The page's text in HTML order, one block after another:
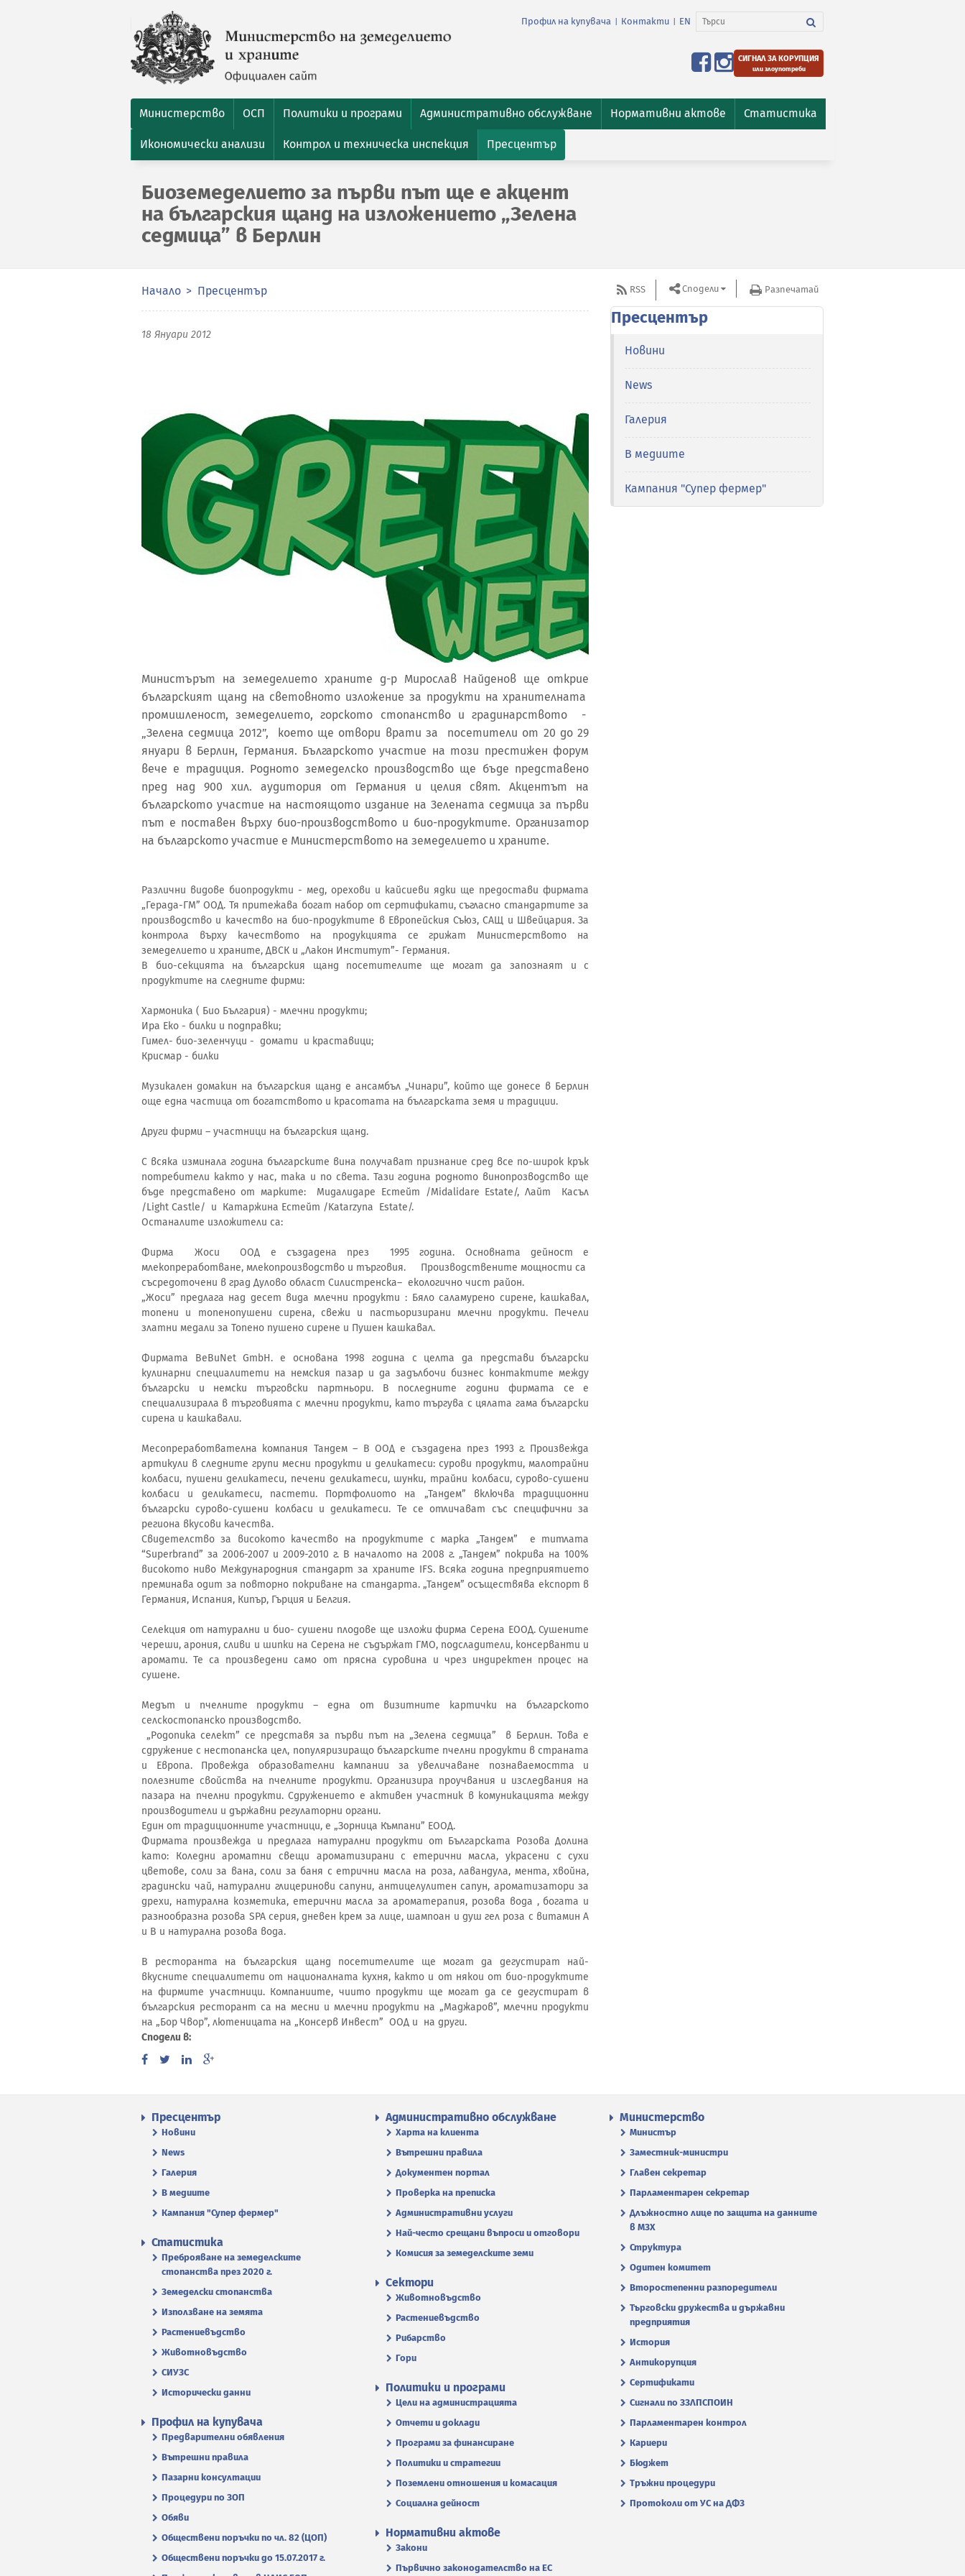
Профил на купувача Контакти EN
СИГНАЛ ЗА КОРУПЦИЯ
или злоупотреби
Министерство ОСП Политики и програми Административно обслужване Нормативни актове Статистика
Икономически анализи Контрол и техническа инспекция Пресцентър
Биоземеделието за първи път ще е акцент
на българския щанд на изложението „Зелена
седмица” в Берлин
Начало Пресцентър
18 Януари 2012
Министърът на земеделието храните д-р Мирослав Найденов ще открие
българският щанд на световното изложение за продукти на хранителната
промишленост, земеделието, горското стопанство и градинарството -
„Зелена седмица 2012”, което ще отвори врати за посетители от 20 до 29
януари в Берлин, Германия. Българското участие на този престижен форум
вече е традиция. Родното земеделско производство ще бъде представено
пред над 900 хил. аудитория от Германия и целия свят. Акцентът на
българското участие на настоящото издание на Зелената седмица за първи
път е поставен върху био-производството и био-продуктите. Организатор
на българското участие е Министерството на земеделието и храните.
Различни видове биопродукти - мед, орехови и кайсиеви ядки ще предостави фирмата
„Герада-ГМ” ООД. Тя притежава богат набор от сертификати, съгласно стандартите за
производство и качество на био-продуктите в Европейския Съюз, САЩ и Швейцария. За
контрола върху качеството на продукцията се грижат Министерството на
земеделието и храните, ДВСК и „Лакон Институт”- Германия.
В био-секцията на българския щанд посетителите ще могат да запознаят и с
продуктите на следните фирми:
Хармоника ( Био България) - млечни продукти;
Ира Еко - билки и подправки;
Гимел- био-зеленчуци - домати и краставици;
Крисмар - билки
Музикален домакин на българския щанд е ансамбъл „Чинари”, който ще донесе в Берлин
още една частица от богатството и красотата на българската земя и традиции.
Други фирми – участници на българския щанд.
С всяка изминала година българските вина получават признание сред все по-широк крък
потребители както у нас, така и по света. Тази година родното винопрозводство ще
бъде представено от марките: Мидалидаре Естейт /Midalidare Estate/, Лайт Касъл
/Light Castle/ и Катаржина Естейт /Katarzyna Estate/.
Останалите изложители са:
Фирма Жоси ООД е създадена през 1995 година. Основната дейност е
млекопреработване, млекопроизводство и търговия. Производствените мощности са
съсредоточени в град Дулово област Силистренска– екологично чист район.
„Жоси” предлага над десет вида млечни продукти : Бяло саламурено сирене, кашкавал,
топени и топенопушени сирена, свежи и пастьоризирани млечни продукти. Печели
златни медали за Топено пушено сирене и Пушен кашкавал.
Фирмата BeBuNet GmbH. е основана 1998 година с целта да представи български
кулинарни специалитети на немския пазар и да задълбочи бизнес контактите между
български и немски търговски партньори. В последните години фирмата се е
специализирала в търговията с млечни продукти, като търгува с цялата гама български
сирена и кашкавали.
Месопреработвателна компания Тандем – В ООД е създадена през 1993 г. Произвежда
артикули в следните групи месни продукти и деликатеси: сурови продукти, малотрайни
колбаси, пушени деликатеси, печени деликатеси, шунки, трайни колбаси, сурово-сушени
колбаси и деликатеси, пастети. Портфолиото на „Тандем” включва традиционни
български сурово-сушени колбаси и деликатеси. Те се отличават със специфични за
региона вкусови качества.
Свидетелство за високото качество на продуктите с марка „Тандем” е титлата
“Superbrand” за 2006-2007 и 2009-2010 г. В началото на 2008 г. „Тандем” покрива на 100%
високото ниво Международния стандарт за храните IFS. Всяка година предприятието
преминава одит за повторно покриване на стандарта. „Тандем” осъществява експорт в
Германия, Испания, Кипър, Гърция и Белгия.
Селекция от натурални и био- сушени плодове ще изложи фирма Серена ЕООД. Сушените
череши, арония, сливи и шипки на Серена не съдържат ГМО, подсладители, консерванти и
аромати. Те са произведени само от прясна суровина и чрез индиректен процес на
сушене.
Медът и пчелните продукти – една от визитните картички на българското
селскостопанско производство.
„Родопика селект” се представя за първи път на „Зелена седмица” в Берлин. Това е
сдружение с нестопанска цел, популяризиращо българските пчелни продукти в страната
и Европа. Провежда образователни кампании за увеличаване познаваемостта и
полезните свойства на пчелните продукти. Организира проучвания и изследвания на
пазара на пчелни продукти. Сдружението е активен участник в комуникацията между
производители и държавни регулаторни органи.
Един от традиционните участници, е „Зорница Къмпани” ЕООД.
Фирмата произвежда и предлага натурални продукти от Българската Розова Долина
като: Коледни ароматни свещи ароматизирани с етерични масла, украсени с сухи
цветове, соли за вана, соли за баня с етрични масла на роза, лавандула, мента, хвойна,
градински чай, натурални глицеринови сапуни, антицелулитен сапун, ароматизатори за
дрехи, натурална козметика, етерични масла за ароматерапия, розова вода , богата и
разнообразна розова SPA серия, дневен крем за лице, шампоан и душ гел роза с витамин А
и В и натурална розова вода.
В ресторанта на българския щанд посетителите ще могат да дегустират най-
вкусните специалитети от националната кухня, както и от някои от био-продуктите
на фирмите участници. Компаниите, чиито продукти ще могат да се дегустират в
българския ресторант са на месни и млечни продукти на „Маджаров”, млечни продукти
на „Бор Чвор”, лютеницата на „Консерв Инвест” ООД и на други.
Сподели в:
RSS Сподели Разпечатай
Пресцентър
Новини
News
Галерия
В медиите
Кампания "Супер фермер"
Пресцентър
Новини
News
Галерия
В медиите
Кампания "Супер фермер"
Административно обслужване
Харта на клиента
Вътрешни правила
Документен портал
Проверка на преписка
Административни услуги
Най-често срещани въпроси и отговори
Комисия за земеделските земи
Министерство
Министър
Заместник-министри
Главен секретар
Парламентарен секретар
Длъжностно лице по защита на данните
в МЗХ
Структура
Одитен комитет
Второстепенни разпоредители
Търговски дружества и държавни
предприятия
История
Антикорупция
Сертификати
Сигнали по ЗЗЛПСПОИН
Парламентарен контрол
Кариери
Бюджет
Тръжни процедури
Протоколи от УС на ДФЗ
Статистика
Преброяване на земеделските
стопанства през 2020 г.
Земеделски стопанства
Използване на земята
Растениевъдство
Животновъдство
СИУЗС
Исторически данни
Сектори
Животновъдство
Растениевъдство
Рибарство
Гори
Политики и програми
Цели на администрацията
Отчети и доклади
Програми за финансиране
Политики и стратегии
Поземлени отношения и комасация
Социална дейност
Профил на купувача
Предварителни обявления
Вътрешни правила
Пазарни консултации
Процедури по ЗОП
Обяви
Обществени поръчки по чл. 82 (ЦОП)
Обществени поръчки до 15.07.2017 г.
Нормативни актове
Закони
Първично законодателство на ЕС